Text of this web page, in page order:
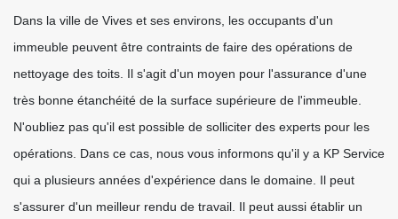
Dans la ville de Vives et ses environs, les occupants d'un
immeuble peuvent être contraints de faire des opérations de
nettoyage des toits. Il s'agit d'un moyen pour l'assurance d'une
très bonne étanchéité de la surface supérieure de l'immeuble.
N'oubliez pas qu'il est possible de solliciter des experts pour les
opérations. Dans ce cas, nous vous informons qu'il y a KP Service
qui a plusieurs années d'expérience dans le domaine. Il peut
s'assurer d'un meilleur rendu de travail. Il peut aussi établir un